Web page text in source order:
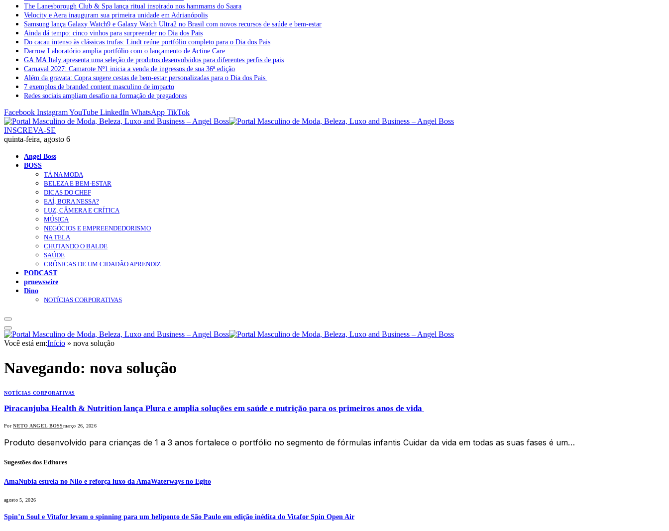
The Lanesborough Club & Spa lança ritual inspirado nos hammams do Saara
Velocity e Aera inauguram sua primeira unidade em Adrianópolis
Samsung lança Galaxy Watch9 e Galaxy Watch Ultra2 no Brasil com novos recursos de saúde e bem-estar
Ainda dá tempo: cinco vinhos para surpreender no Dia dos Pais
Do cacau intenso às clássicas trufas: Lindt reúne portfólio completo para o Dia dos Pais
Darrow Laboratório amplia portfólio com o lançamento de Actine Care
GA.MA Italy apresenta uma seleção de produtos desenvolvidos para diferentes perfis de pais
Carnaval 2027: Camarote Nº1 inicia a venda de ingressos de sua 36ª edição
Além da gravata: Copra sugere cestas de bem-estar personalizadas para o Dia dos Pais
7 exemplos de branded content masculino de impacto
Redes sociais ampliam desafio na formação de pregadores
Facebook InstagramYouTube LinkedIn WhatsApp TikTok
INSCREVA-SE
quinta-feira, agosto 6
Angel Boss
BOSS
TÁ NA MODA
BELEZA E BEM-ESTAR
DICAS DO CHEF
EAÍ, BORA NESSA?
LUZ, CÂMERA E CRÍTICA
MÚSICA
NEGÓCIOS E EMPREENDEDORISMO
NA TELA
CHUTANDO O BALDE
SAÚDE
CRÔNICAS DE UM CIDADÃO APRENDIZ
PODCAST
prnewswire
Dino
NOTÍCIAS CORPORATIVAS
Você está em:Início » nova solução
Navegando: nova solução
NOTÍCIAS CORPORATIVAS
Piracanjuba Health & Nutrition lança Plura e amplia soluções em saúde e nutrição para os primeiros anos de vida
Por NETO ANGEL BOSSmarço 26, 2026
Produto desenvolvido para crianças de 1 a 3 anos fortalece o portfólio no segmento de fórmulas infantis Cuidar da vida em todas as suas fases é um…
Sugestões dos Editores
AmaNubia estreia no Nilo e reforça luxo da AmaWaterways no Egito
agosto 5, 2026
Spin’n Soul e Vitafor levam o spinning para um heliponto de São Paulo em edição inédita do Vitafor Spin Open Air